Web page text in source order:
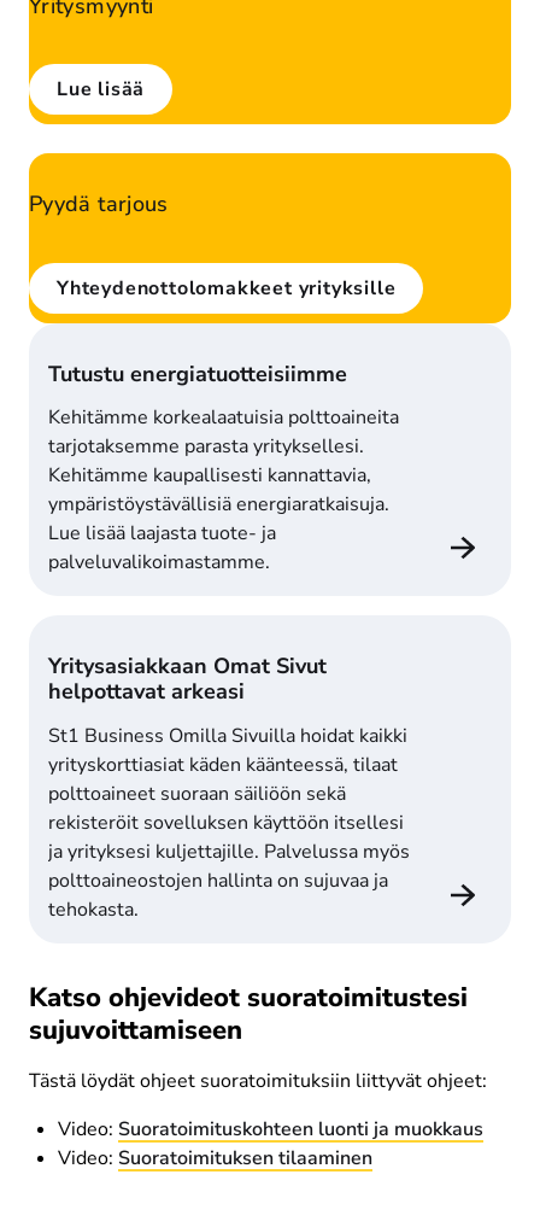
huippuammattilaisten yhteystiedot. Asiantunteva
tiimimme on käytettävissäsi, olit sitten pienyrittäjä,
Lue lisää
Pyydä tarjous
olemme sinuun pikaisesti yhteydessä. Voit myös ottaa
suoraan yhteyttä yritysmyyjiimme.
Yhteydenottolomakkeet yrityksille
Tutustu energiatuotteisiimme
Kehitämme korkealaatuisia polttoaineita
tarjotaksemme parasta yrityksellesi.
Kehitämme kaupallisesti kannattavia,
ympäristöystävällisiä energiaratkaisuja.
Lue lisää laajasta tuote- ja
palveluvalikoimastamme.
Yritysasiakkaan Omat Sivut
helpottavat arkeasi
St1 Business Omilla Sivuilla hoidat kaikki
yrityskorttiasiat käden käänteessä, tilaat
polttoaineet suoraan säiliöön sekä
rekisteröit sovelluksen käyttöön itsellesi
ja yrityksesi kuljettajille. Palvelussa myös
polttoaineostojen hallinta on sujuvaa ja
tehokasta.
Katso ohjevideot suoratoimitustesi
sujuvoittamiseen
Tästä löydät ohjeet suoratoimituksiin liittyvät ohjeet:
Video: Suoratoimituskohteen luonti ja muokkaus
Video: Suoratoimituksen tilaaminen